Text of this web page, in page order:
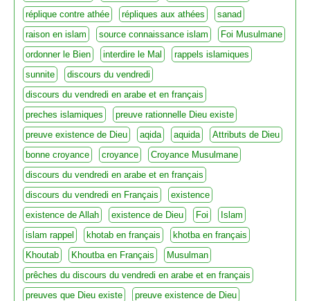
réplique contre athée
répliques aux athées
sanad
raison en islam
source connaissance islam
Foi Musulmane
ordonner le Bien
interdire le Mal
rappels islamiques
sunnite
discours du vendredi
discours du vendredi en arabe et en français
preches islamiques
preuve rationnelle Dieu existe
preuve existence de Dieu
aqida aquida
Attributs de Dieu
bonne croyance
croyance
Croyance Musulmane
discours du vendredi en arabe et en français
discours du vendredi en Français
existence
existence de Allah
existence de Dieu Foi
Islam
islam rappel
khotab en français
khotba en français
Khoutab
Khoutba en Français
Musulman
prêches du discours du vendredi en arabe et en français
preuves que Dieu existe
preuve existence de Dieu